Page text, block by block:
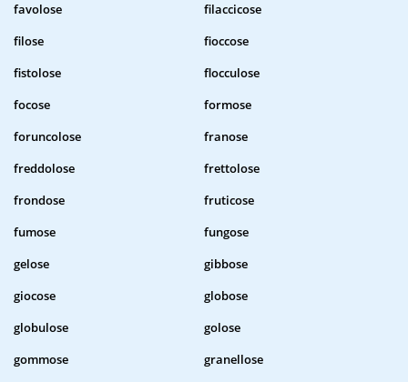
favolose
filaccicose
filose
fioccose
fistolose
flocculose
focose
formose
foruncolose
franose
freddolose
frettolose
frondose
fruticose
fumose
fungose
gelose
gibbose
giocose
globose
globulose
golose
gommose
granellose